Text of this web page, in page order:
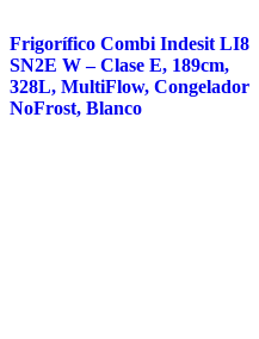
Frigorífico Combi Indesit LI8
SN2E W – Clase E, 189cm,
328L, MultiFlow, Congelador
NoFrost, Blanco